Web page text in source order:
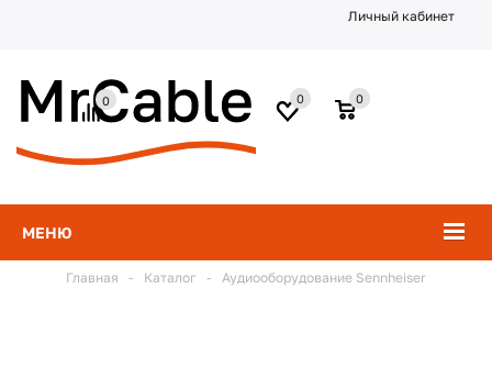
Личный кабинет
МЕНЮ
0
0
0
Главная - Каталог - Аудиооборудование Sennheiser